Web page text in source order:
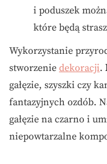
i poduszek
które będą
Wykorzystanie
stworzenie dekoracji.
gałęzie, szyszki czy
fantazyjnych ozdób.
gałęzie na czarno i
niepowtarzalne